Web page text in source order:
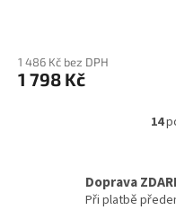
1 486 Kč bez DPH
1 798 Kč
14
Doprava
Při platbě